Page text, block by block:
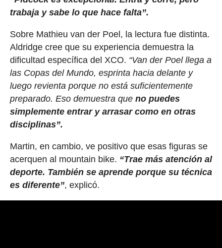
trabaja y sabe lo que hace falta”.
Sobre Mathieu van der Poel, la lectura fue distinta.
Aldridge cree que su experiencia demuestra la
dificultad específica del XCO. “Van der Poel llega a
las Copas del Mundo, esprinta hacia delante y
luego revienta porque no está suficientemente
preparado. Eso demuestra queno puedes
simplemente entrar y arrasar como en otras
disciplinas”.
Martin, en cambio, ve positivo que esas figuras se
acerquen al mountain bike. “Trae más atención al
deporte. También se aprende porque su técnica
es diferente”, explicó.